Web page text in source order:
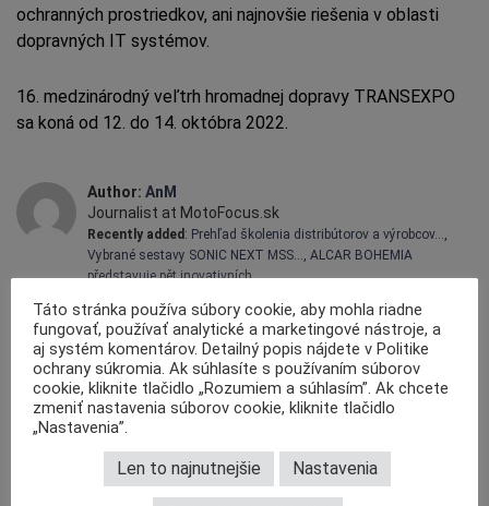
ochranných prostriedkov, ani najnovšie riešenia v oblasti
dopravných IT systémov.
16. medzinárodný veľtrh hromadnej dopravy TRANSEXPO
sa koná od 12. do 14. októbra 2022.
Author: AnM
Journalist at MotoFocus.sk
Recently added : Prehľad školenia distribútorov a výrobcov…
Vybrané sestavy SONIC NEXT MSS…
ALCAR BOHEMIA
představuje pět inovativních…
ZDROJ: Tlačová správa Targi Kielce
TAGY: KIELCE,TRANSEXPO,VELETRH, VEĽTRH
KOMENTÁRE
Táto stránka používa súbory cookie, aby mohla riadne
fungovať, používať analytické a marketingové nástroje, a
aj systém komentárov. Detailný popis nájdete v Politike
ochrany súkromia. Ak súhlasíte s používaním súborov
cookie, kliknite tlačidlo „Rozumiem a súhlasím”. Ak chcete
zmeniť nastavenia súborov cookie, kliknite tlačidlo
„Nastavenia”.
Len to najnutnejšie Nastavenia